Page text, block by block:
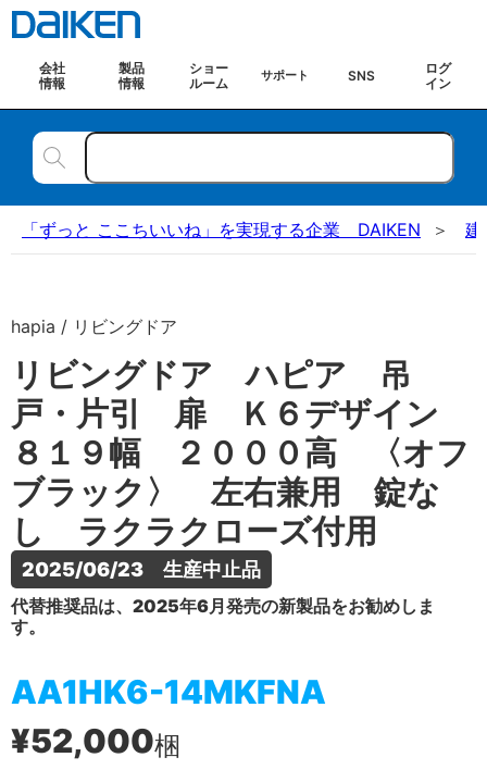
会社
情報
製品
情報
ショー
ルーム
サポート SNS
ログ
イン
「ずっと ここちいいね」を実現する企業 DAIKEN 建
hapia / リビングドア
リビングドア ハピア 吊
戸・片引 扉 Ｋ６デザイン
８１９幅 ２０００高 〈オフ
ブラック〉 左右兼用 錠な
し ラクラクローズ付用
2025/06/23　生産中止品
代替推奨品は、2025年6月発売の新製品をお勧めしま
す。
AA1HK6-14MKFNA
¥52,000梱